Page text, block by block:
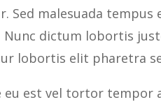
malesuada tempus
dictum lobortis
lobortis elit pharetra
eu est vel tortor tempor